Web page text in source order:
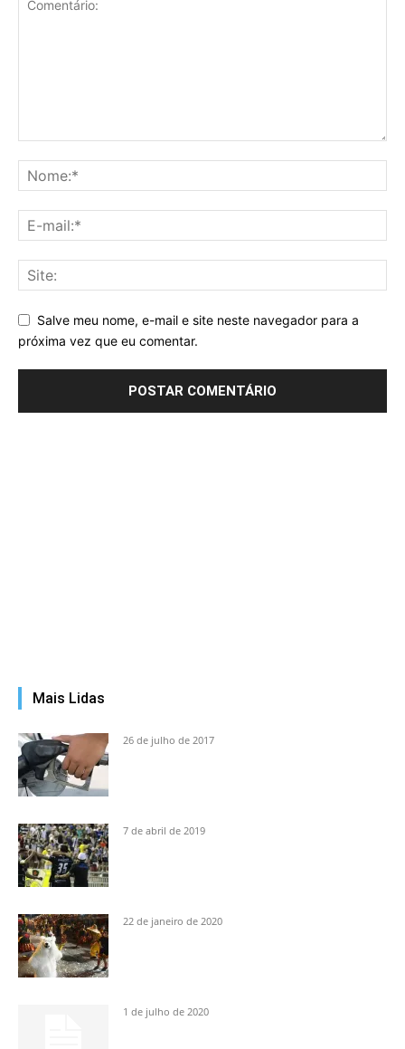
Salve meu nome, e-mail e site neste navegador para a
próxima vez que eu comentar.
Mais Lidas
26 de julho de 2017
7 de abril de 2019
22 de janeiro de 2020
1 de julho de 2020